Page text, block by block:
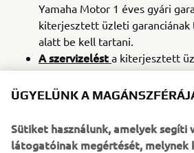
Yamaha Motor 1 éves gyári
kiterjesztett üzleti
alatt be kell tartani.
A szervizelést a kiterjesztett
időtartama alatt kizárólag
külmotor márkakereskedő
alkatrészeket és Yamalube
használni.
ÜGYELÜNK A
Sütiket használunk, amelyek segíti
látogatóinak megértését, melynek